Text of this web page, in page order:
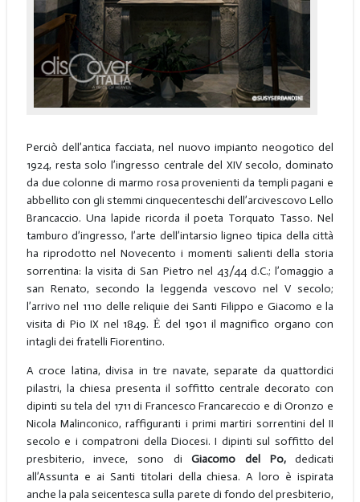
Perciò dell’antica facciata, nel nuovo impianto neogotico del
1924, resta solo l’ingresso centrale del XIV secolo, dominato
da due colonne di marmo rosa provenienti da templi pagani e
abbellito con gli stemmi cinquecenteschi dell’arcivescovo Lello
Brancaccio. Una lapide ricorda il poeta Torquato Tasso. Nel
tamburo d’ingresso, l’arte dell’intarsio ligneo tipica della città
ha riprodotto nel Novecento i momenti salienti della storia
sorrentina: la visita di San Pietro nel 43/44 d.C.; l’omaggio a
san Renato, secondo la leggenda vescovo nel V secolo;
l’arrivo nel 1110 delle reliquie dei Santi Filippo e Giacomo e la
visita di Pio IX nel 1849. Ė del 1901 il magnifico organo con
intagli dei fratelli Fiorentino.
A croce latina, divisa in tre navate, separate da quattordici
pilastri, la chiesa presenta il soffitto centrale decorato con
dipinti su tela del 1711 di Francesco Francareccio e di Oronzo e
Nicola Malinconico, raffiguranti i primi martiri sorrentini del II
secolo e i compatroni della Diocesi. I dipinti sul soffitto del
presbiterio, invece, sono diGiacomo del Po,dedicati
all’Assunta e ai Santi titolari della chiesa. A loro è ispirata
anche la pala seicentesca sulla parete di fondo del presbiterio,